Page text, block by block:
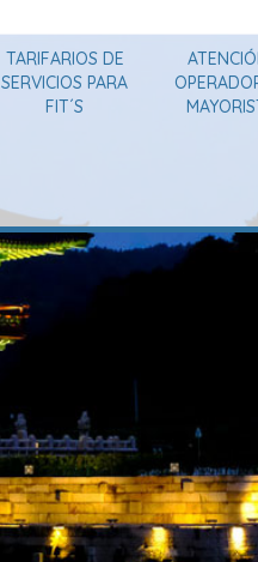
TARIFARIOS DE
SERVICIOS PARA
FIT´S